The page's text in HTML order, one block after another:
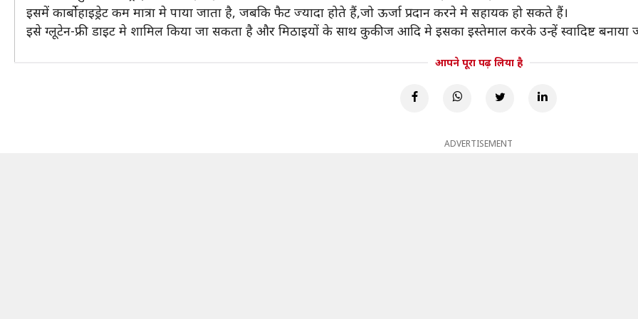
इसमें कार्बोहाइड्रेट कम मात्रा मे पाया जाता है, जबकि फैट ज्यादा होते हैं,जो ऊर्जा प्रदान करने मे सहायक हो सकते हैं।
इसे ग्लूटेन-फ्री डाइट मे शामिल किया जा सकता है और मिठाइयों के साथ कुकीज आदि मे इसका इस्तेमाल करके उन्हें स्वादिष्ट बनाया
आपने पूरा पढ़ लिया है
ADVERTISEMENT